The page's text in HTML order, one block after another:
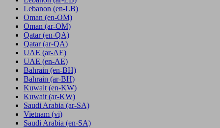
Lebanon (en-LB)
Oman (en-OM)
Oman (ar-OM)
Qatar (en-QA)
Qatar (ar-QA)
UAE (ar-AE)
UAE (en-AE)
Bahrain (en-BH)
Bahrain (ar-BH)
Kuwait (en-KW)
Kuwait (ar-KW)
Saudi Arabia (ar-SA)
Vietnam (vi)
Saudi Arabia (en-SA)